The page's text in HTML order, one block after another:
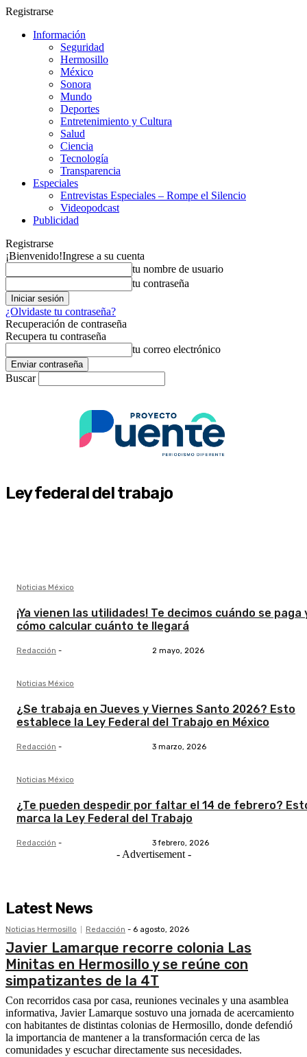
Registrarse
Información
Seguridad
Hermosillo
México
Sonora
Mundo
Deportes
Entretenimiento y Cultura
Salud
Ciencia
Tecnología
Transparencia
Especiales
Entrevistas Especiales – Rompe el Silencio
Videopodcast
Publicidad
Registrarse
¡Bienvenido!Ingrese a su cuenta
tu nombre de usuario
tu contraseña
¿Olvidaste tu contraseña?
Recuperación de contraseña
Recupera tu contraseña
tu correo electrónico
Buscar
Ley federal del trabajo
Noticias México
¡Ya vienen las utilidades! Te decimos cuándo se paga
cómo calcular cuánto te llegará
Redacción - 2 mayo, 2026
Noticias México
¿Se trabaja en Jueves y Viernes Santo 2026? Esto
establece la Ley Federal del Trabajo en México
Redacción - 3 marzo, 2026
Noticias México
¿Te pueden despedir por faltar el 14 de febrero?
marca la Ley Federal del Trabajo
Redacción - 3 febrero, 2026
- Advertisement -
Latest News
Noticias Hermosillo Redacción - 6 agosto, 2026
Javier Lamarque recorre colonia Las
Minitas en Hermosillo y se reúne con
simpatizantes de la 4T
Con recorridos casa por casa, reuniones vecinales y una asamblea
informativa, Javier Lamarque sostuvo una jornada de acercamiento
con habitantes de distintas colonias de Hermosillo, donde defendió
la importancia de mantener a la transformación cerca de las
comunidades y escuchar directamente sus necesidades.